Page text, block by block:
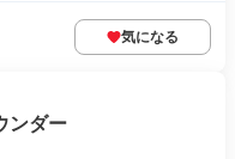
気になる
ンダー